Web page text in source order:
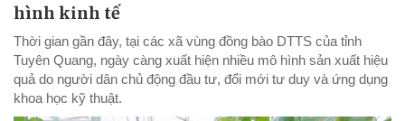
hình kinh tế
Thời gian gần đây, tại các xã vùng đồng bào DTTS của tỉnh
Tuyên Quang, ngày càng xuất hiện nhiều mô hình sản xuất hiệu
quả do người dân chủ động đầu tư, đổi mới tư duy và ứng dụng
khoa học kỹ thuật.